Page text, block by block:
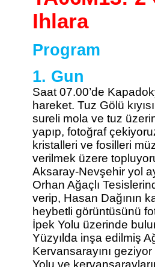
Ihlara
Program
1. Gun
Saat 07.00’de
hareket. Tuz Gölü
sureli mola ve tuz
yapıp, fotoğraf
kristalleri ve fosilleri
verilmek üzere
Aksaray-Nevşehir yol
Orhan Ağaçlı
verip, Hasan Dağının
heybetli görüntüsünü
İpek Yolu üzerinde
Yüzyılda inşa edilmiş
Kervansarayını
Yolu ve